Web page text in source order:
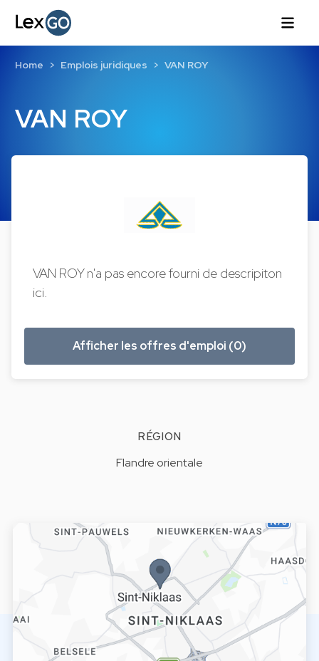
VAN ROY
Home Emplois juridiques VAN ROY
VAN ROY n'a pas encore fourni de descripiton
ici.
Afficher les offres d'emploi (0)
RÉGION
Flandre orientale